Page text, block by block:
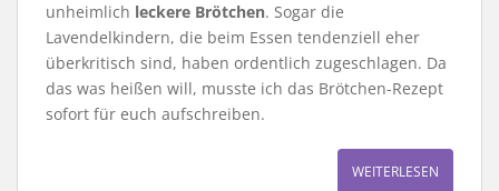
unheimlich leckere Brötchen. Sogar die
Lavendelkindern, die beim Essen tendenziell eher
überkritisch sind, haben ordentlich zugeschlagen. Da
das was heißen will, musste ich das Brötchen-Rezept
sofort für euch aufschreiben.
WEITERLESEN